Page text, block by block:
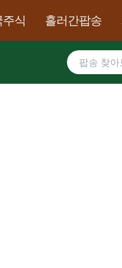
식 흘러간팝송